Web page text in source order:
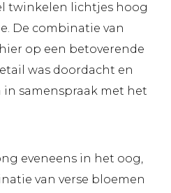
twinkelen lichtjes hoog
De combinatie van
op een betoverende
was doordacht en
samenspraak met het
eveneens in het oog,
van verse bloemen